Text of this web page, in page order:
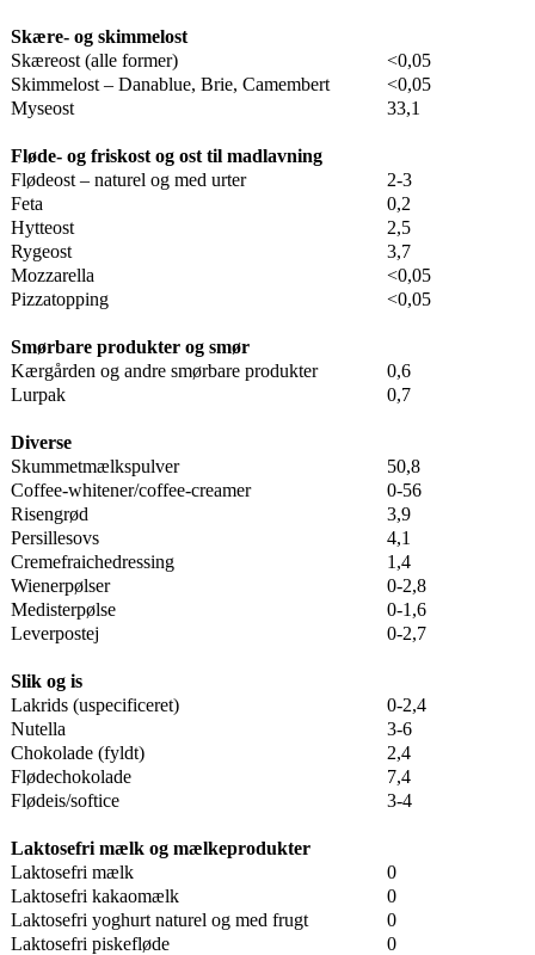
Skære- og skimmelost
Skæreost (alle former)
<0,05
Skimmelost – Danablue, Brie, Camembert
<0,05
Myseost
33,1
Fløde- og friskost og ost til madlavning
Flødeost – naturel og med urter
2-3
Feta
0,2
Hytteost
2,5
Rygeost
3,7
Mozzarella
<0,05
Pizzatopping
<0,05
Smørbare produkter og smør
Kærgården og andre smørbare produkter
0,6
Lurpak
0,7
Diverse
Skummetmælkspulver
50,8
Coffee-whitener/coffee-creamer
0-56
Risengrød
3,9
Persillesovs
4,1
Cremefraichedressing
1,4
Wienerpølser
0-2,8
Medisterpølse
0-1,6
Leverpostej
0-2,7
Slik og is
Lakrids (uspecificeret)
0-2,4
Nutella
3-6
Chokolade (fyldt)
2,4
Flødechokolade
7,4
Flødeis/softice
3-4
Laktosefri mælk og mælkeprodukter
Laktosefri mælk
0
Laktosefri kakaomælk
0
Laktosefri yoghurt naturel og med frugt
0
Laktosefri piskefløde
0